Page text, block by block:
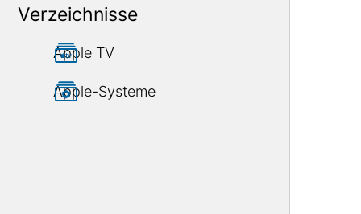
Verzeichnisse
Apple TV
Apple-Systeme